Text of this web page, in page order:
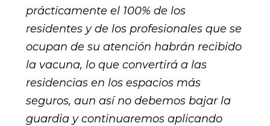
prácticamente el 100% de los
residentes y de los profesionales que se
ocupan de su atención habrán recibido
la vacuna, lo que convertirá a las
residencias en los espacios más
seguros, aun así no debemos bajar la
guardia y continuaremos aplicando